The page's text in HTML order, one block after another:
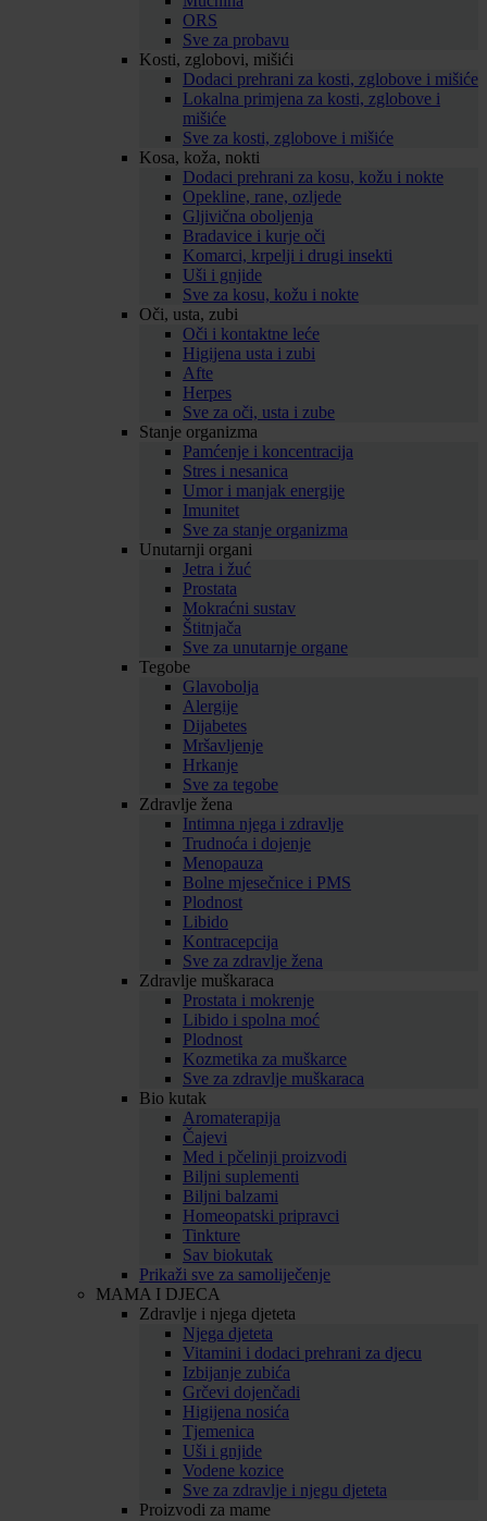
ORS
Sve za probavu
Kosti, zglobovi, mišići
Dodaci prehrani za kosti, zglobove i mišiće
Lokalna primjena za kosti, zglobove i
mišiće
Sve za kosti, zglobove i mišiće
Kosa, koža, nokti
Dodaci prehrani za kosu, kožu i nokte
Opekline, rane, ozljede
Gljivična oboljenja
Bradavice i kurje oči
Komarci, krpelji i drugi insekti
Uši i gnjide
Sve za kosu, kožu i nokte
Oči, usta, zubi
Oči i kontaktne leće
Higijena usta i zubi
Afte
Herpes
Sve za oči, usta i zube
Stanje organizma
Pamćenje i koncentracija
Stres i nesanica
Umor i manjak energije
Imunitet
Sve za stanje organizma
Unutarnji organi
Jetra i žuć
Prostata
Mokraćni sustav
Štitnjača
Sve za unutarnje organe
Tegobe
Glavobolja
Alergije
Dijabetes
Mršavljenje
Hrkanje
Sve za tegobe
Zdravlje žena
Intimna njega i zdravlje
Trudnoća i dojenje
Menopauza
Bolne mjesečnice i PMS
Plodnost
Libido
Kontracepcija
Sve za zdravlje žena
Zdravlje muškaraca
Prostata i mokrenje
Libido i spolna moć
Plodnost
Kozmetika za muškarce
Sve za zdravlje muškaraca
Bio kutak
Aromaterapija
Čajevi
Med i pčelinji proizvodi
Biljni suplementi
Biljni balzami
Homeopatski pripravci
Tinkture
Sav biokutak
Prikaži sve za samoliječenje
MAMA I DJECA
Zdravlje i njega djeteta
Njega djeteta
Vitamini i dodaci prehrani za djecu
Izbijanje zubića
Grčevi dojenčadi
Higijena nosića
Tjemenica
Uši i gnjide
Vodene kozice
Sve za zdravlje i njegu djeteta
Proizvodi za mame